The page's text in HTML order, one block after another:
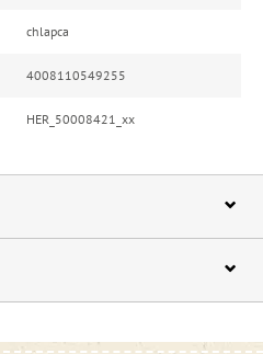
chlapca
4008110549255
HER_50008421_xx